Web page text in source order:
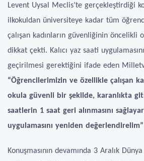
Levent Uysal Meclis’te gerçekleştirdiği
ilkokuldan üniversiteye kadar tüm
çalışan kadınların güvenliğinin öncelikli
dikkat çekti. Kalıcı yaz saati
geçirilmesi gerektiğini ifade eden
“Öğrencilerimizin ve özellikle çalışan
okula güvenli bir şekilde, karanlıkta
saatlerin 1 saat geri alınmasını
uygulamasını yeniden değerlendirelim”
Konuşmasının devamında 3 Aralık